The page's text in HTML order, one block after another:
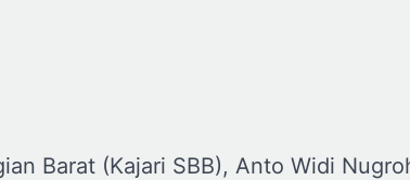
Barat (Kajari SBB), Anto Widi